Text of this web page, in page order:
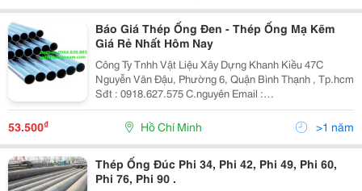
Báo Giá Thép Ống Đen - Thép Ống Mạ Kẽm
Giá Rẻ Nhất Hôm Nay
Công Ty Tnhh Vật Liệu Xây Dựng Khanh Kiều 47C
Nguyễn Văn Đậu, Phường 6, Quận Bình Thạnh , Tp.hcm
Sđt : 0918.627.575 C.nguyên Email :
Vatlieuxaydungkhanhkieu@Gmail.com Website :
Satthepmiennam.com - Vatlieuxaydungkhanhkieu.com
Khanh Kieu - Báo G
53.500₫ Hồ Chí Minh >1 năm
Thép Ống Đúc Phi 34, Phi 42, Phi 49, Phi 60,
Phi 76, Phi 90 .